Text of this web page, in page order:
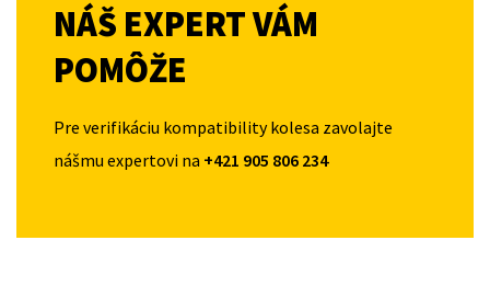
NÁŠ EXPERT VÁM
POMÔŽE
Pre verifikáciu kompatibility kolesa zavolajte
nášmu expertovi na +421 905 806 234